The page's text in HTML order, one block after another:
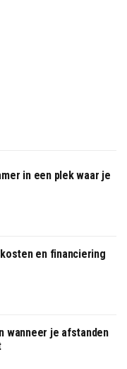
in een plek waar je
en financiering
wanneer je afstanden